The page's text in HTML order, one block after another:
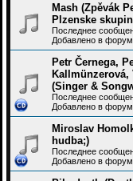
Mash (Zpěvák
Plzenske
Последнее
Добавлено в
Petr Černega,
Kallmünzerová,
(Singer &
Последнее
Добавлено в
Miroslav
hudba;)
Последнее
Добавлено в